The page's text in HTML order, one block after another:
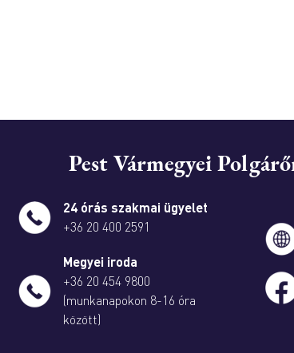
Pest Vármegyei
24 órás szakmai ügyelet
+36 20 400 2591
Megyei iroda
+36 20 454 9800
(munkanapokon 8-16 óra
között)